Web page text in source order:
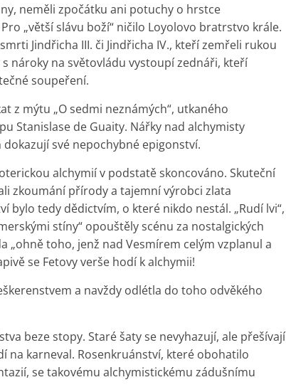
neměli zpočátku ani potuchy o hrstce
„větší slávu boží“ ničilo Loyolovo bratrstvo krále.
Jindřicha III. či Jindřicha IV., kteří zemřeli rukou
nároky na světovládu vystoupí zednáři, kteří
soupeření.
z mýtu „O sedmi neznámých“, utkaného
Stanislase de Guaity. Nářky nad alchymisty
své nepochybné epigonství.
alchymií v podstatě skoncováno. Skuteční
zkoumání přírody a tajemní výrobci zlata
bylo tedy dědictvím, o které nikdo nestál. „Rudí lvi“,
stíny“ opouštěly scénu za nostalgických
„ohně toho, jenž nad Vesmírem celým vzplanul a
se Fetovy verše hodí k alchymii!
a navždy odlétla do toho odvěkého
beze stopy. Staré šaty se nevyhazují, ale přešívají
na karneval. Rosenkruánství, které obohatilo
se takovému alchymistickému zádušnímu